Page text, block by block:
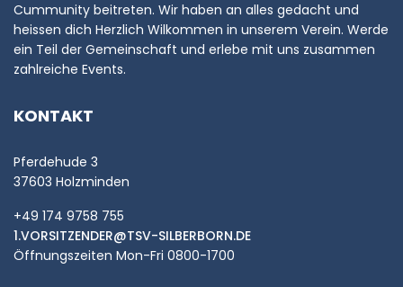
Cummunity beitreten. Wir haben an alles gedacht und
heissen dich Herzlich Wilkommen in unserem Verein. Werde
ein Teil der Gemeinschaft und erlebe mit uns zusammen
zahlreiche Events.
KONTAKT
Pferdehude 3
37603 Holzminden
+49 174 9758 755
1.VORSITZENDER@TSV-SILBERBORN.DE
Öffnungszeiten Mon-Fri 0800-1700